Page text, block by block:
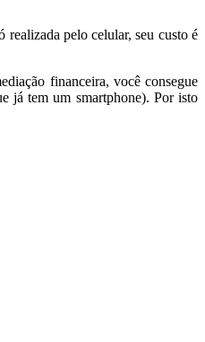
realizada pelo celular, seu custo é
financeira, você consegue
já tem um smartphone). Por isto